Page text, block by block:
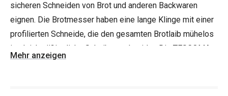
sicheren Schneiden von Brot und anderen Backwaren
eignen. Die Brotmesser haben eine lange Klinge mit einer
profilierten Schneide, die den gesamten Brotlaib mühelos
in gleichmäßig dicke Scheiben schneidet. Die TESCOMA-
Brotmesser mit Klingen aus hochwertigem Edelstahl sind
Mehr anzeigen